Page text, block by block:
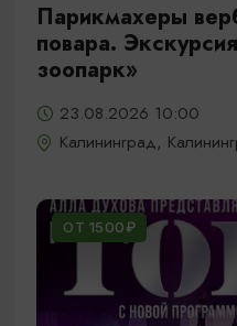
Парикмахеры
повара.
зоопарк»
23.08.2026 10:00
Калининград,
ОТ 1500₽